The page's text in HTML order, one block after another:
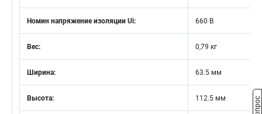
Номин напряжение изоляции Ui: 660 В
Вес: 0,79 кг
Ширина: 63.5 мм
Высота: 112.5 мм